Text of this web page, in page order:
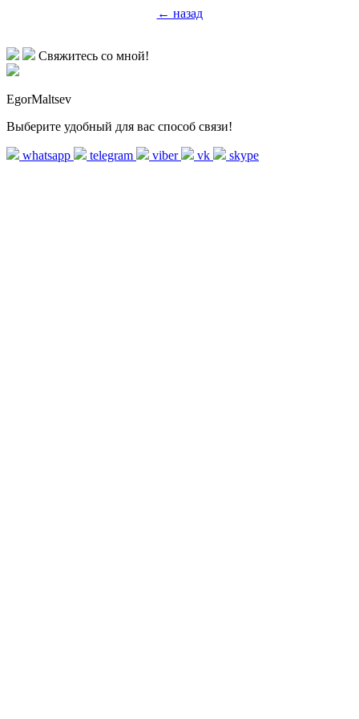
← назад
Свяжитесь со мной!
EgorMaltsev
Выберите удобный для вас способ связи!
whatsapp telegram viber vk skype